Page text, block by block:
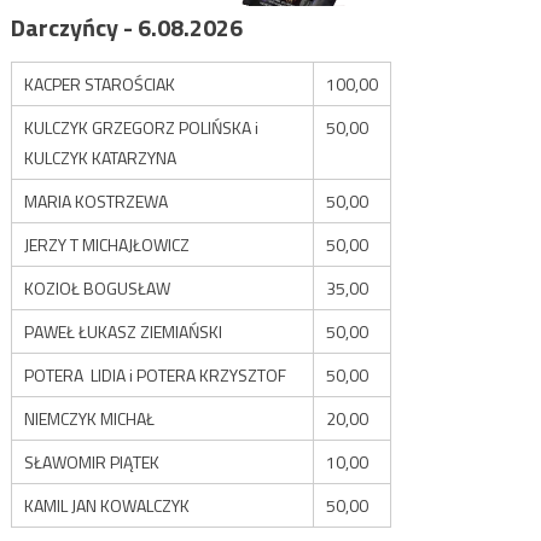
Darczyńcy - 6.08.2026
KACPER STAROŚCIAK
100,00
KULCZYK GRZEGORZ POLIŃSKA i
KULCZYK KATARZYNA
50,00
MARIA KOSTRZEWA
50,00
JERZY T MICHAJŁOWICZ
50,00
KOZIOŁ BOGUSŁAW
35,00
PAWEŁ ŁUKASZ ZIEMIAŃSKI
50,00
POTERA LIDIA i POTERA KRZYSZTOF
50,00
NIEMCZYK MICHAŁ
20,00
SŁAWOMIR PIĄTEK
10,00
KAMIL JAN KOWALCZYK
50,00